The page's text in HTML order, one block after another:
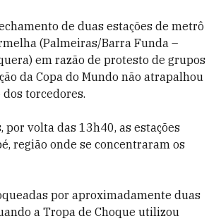
de duas estações de metrô
(Palmeiras/Barra Funda –
em razão de protesto de grupos
da Copa do Mundo não atrapalhou
torcedores.
por volta das 13h40, as estações
região onde se concentraram os
por aproximadamente duas
a Tropa de Choque utilizou